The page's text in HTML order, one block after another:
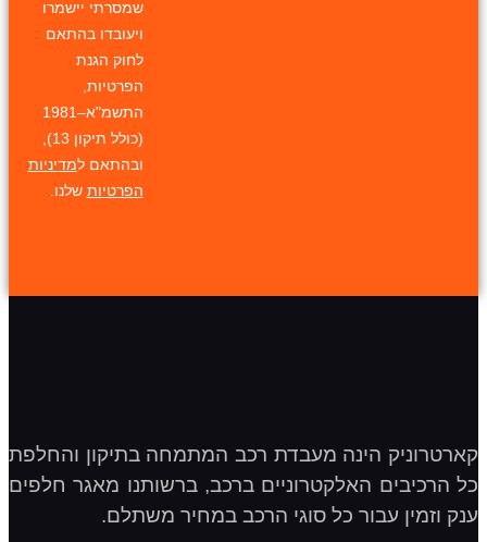
שמסרתי יישמרו
ויעובדו בהתאם
לחוק הגנת
הפרטיות,
התשמ"א–1981
(כולל תיקון 13),
ובהתאם למדיניות
הפרטיות שלנו.
קארטרוניק הינה מעבדת רכב המתמחה בתיקון והחלפת
כל הרכיבים האלקטרוניים ברכב, ברשותנו מאגר חלפים
ענק וזמין עבור כל סוגי הרכב במחיר משתלם.